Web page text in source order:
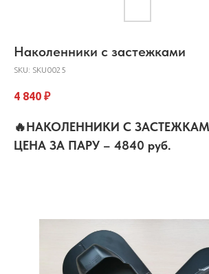
Наколенники с застежками
SKU: SKU0025
4 840 ₽
🔥НАКОЛЕННИКИ С
ЦЕНА ЗА ПАРУ – 4840 руб.